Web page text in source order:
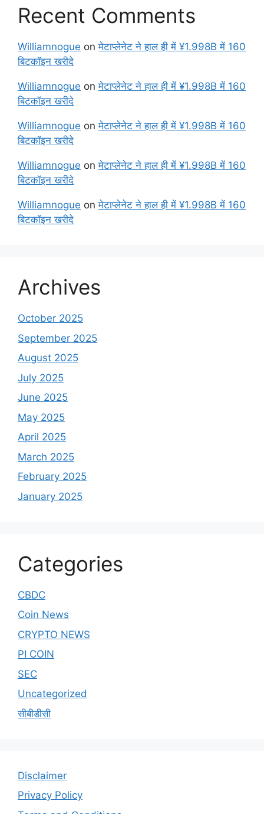
Recent Comments
Williamnogue onमेटाप्लेनेट ने हाल ही में ¥1.998B में 160
बिटकॉइन खरीदे
Williamnogue onमेटाप्लेनेट ने हाल ही में ¥1.998B में 160
बिटकॉइन खरीदे
Williamnogue onमेटाप्लेनेट ने हाल ही में ¥1.998B में 160
बिटकॉइन खरीदे
Williamnogue onमेटाप्लेनेट ने हाल ही में ¥1.998B में 160
बिटकॉइन खरीदे
Williamnogue onमेटाप्लेनेट ने हाल ही में ¥1.998B में 160
बिटकॉइन खरीदे
Archives
October 2025
September 2025
August 2025
July 2025
June 2025
May 2025
April 2025
March 2025
February 2025
January 2025
Categories
CBDC
Coin News
CRYPTO NEWS
PI COIN
SEC
Uncategorized
सीबीडीसी
Disclaimer
Privacy Policy